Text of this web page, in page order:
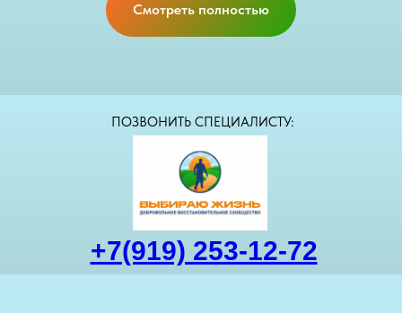
Смотреть полностью
+7(919) 253-12-72
ПОЗВОНИТЬ СПЕЦИАЛИСТУ: